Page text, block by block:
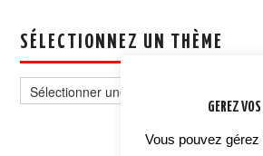
SÉLECTIONNEZ UN THÈME
un
thème
GEREZ
Vous pouvez